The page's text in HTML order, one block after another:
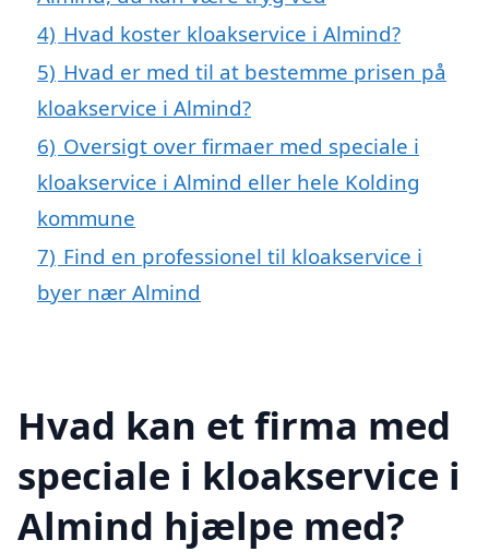
4) Hvad koster kloakservice i Almind?
5) Hvad er med til at bestemme prisen på
kloakservice i Almind?
6) Oversigt over firmaer med speciale i
kloakservice i Almind eller hele Kolding
kommune
7) Find en professionel til kloakservice i
byer nær Almind
Hvad kan et firma med
speciale i kloakservice i
Almind hjælpe med?